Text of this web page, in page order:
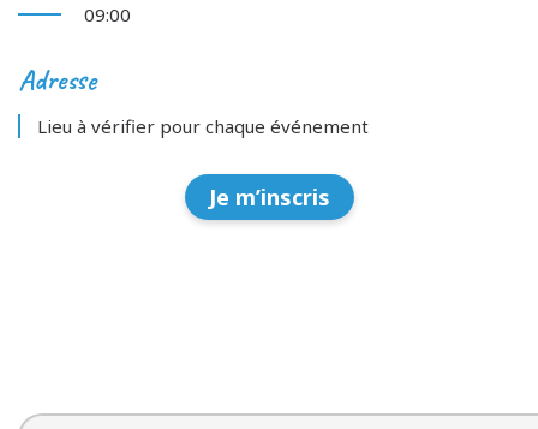
09:00
Adresse
Lieu à vérifier pour chaque événement
Je m’inscris